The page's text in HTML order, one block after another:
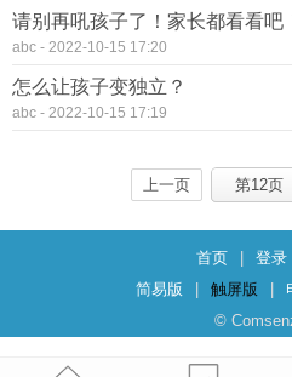
请别再吼孩子了！家长都看看吧
abc - 2022-10-15 17:20
怎么让孩子变独立？
abc - 2022-10-15 17:19
上一页 第12页
首页 登录
简易版
触屏版
©